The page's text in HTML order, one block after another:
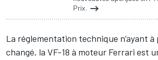
Prix.
La réglementation technique n’ayant à
changé, la VF-18 à moteur Ferrari est